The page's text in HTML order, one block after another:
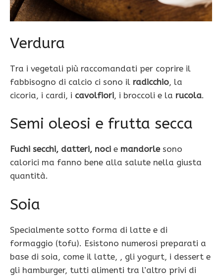
Verdura
Tra i vegetali più raccomandati per coprire il
fabbisogno di calcio ci sono il radicchio, la
cicoria, i cardi, i cavolfiori, i broccoli e la rucola.
Semi oleosi e frutta secca
Fuchi secchi, datteri, noci e mandorlesono
calorici ma fanno bene alla salute nella giusta
quantità.
Soia
Specialmente sotto forma di latte e di
formaggio (tofu). Esistono numerosi preparati a
base di soia, come il latte, , gli yogurt, i dessert e
gli hamburger, tutti alimenti tra l’altro privi di